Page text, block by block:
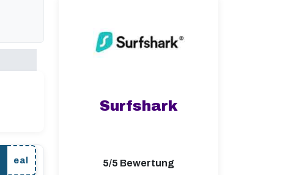
eal
Surfshark
5/5 Bewertung